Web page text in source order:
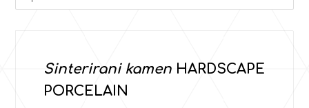
Sinterirani kamen HARDSCAPE
PORCELAIN